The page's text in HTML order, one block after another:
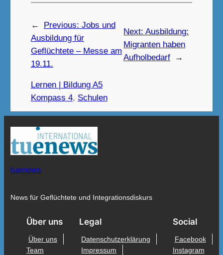
← Previous: Jobs und
Ausbildung für
Geflüchtete – Messe am
19.11.
Next:Ausbildung:
Migranten haben
Aufholbedarf
→
Lernen | Bildung A5
Kompass 4, Schulen
tuenews
News für Geflüchtete und Integrationsdiskurs
Über uns
Über uns
Team
Legal
Datenschutzerklärung
Impressum
Social
Facebook
Instagram